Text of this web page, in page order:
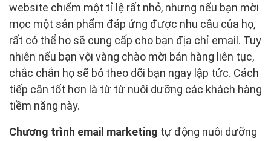
website chiếm một tỉ lệ rất nhỏ, nhưng nếu bạn mời
mọc một sản phẩm đáp ứng được nhu cầu của họ,
rất có thể họ sẽ cung cấp cho bạn địa chỉ email. Tuy
nhiên nếu bạn vội vàng chào mời bán hàng liên tục,
chắc chắn họ sẽ bỏ theo dõi bạn ngay lập tức. Cách
tiếp cận tốt hơn là từ từ nuôi dưỡng các khách hàng
tiềm năng này.
Chương trình email marketing tự động nuôi dưỡng